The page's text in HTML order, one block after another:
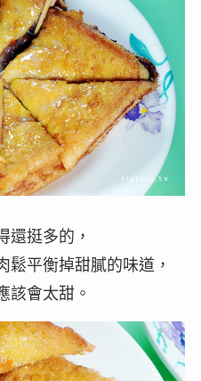
還挺多的，
鬆平衡掉甜膩的味道，
該會太甜。